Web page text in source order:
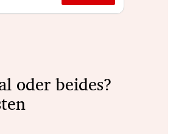
oder beides?